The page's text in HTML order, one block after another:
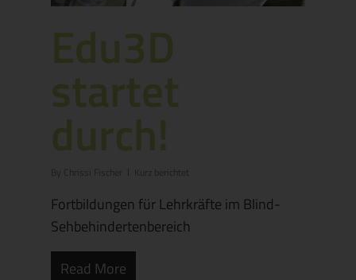
Edu3D
startet
durch!
By
Fortbildungen für Lehrkräfte im Blind-
Sehbehindertenbereich
Read More